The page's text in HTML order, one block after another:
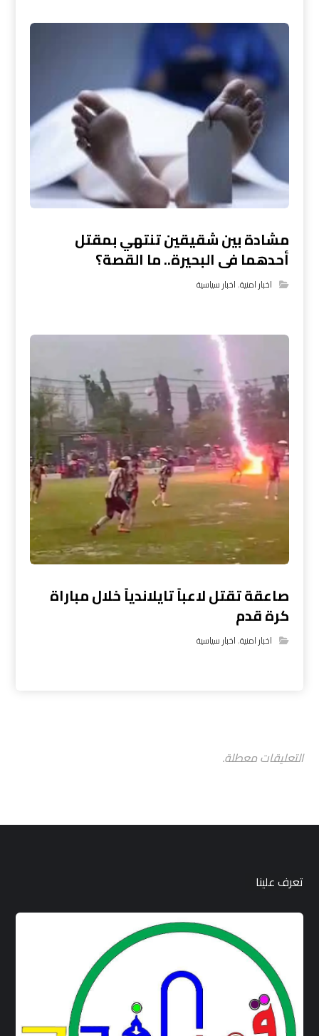
مشادة بين شقيقين تنتهي بمقتل
أحدهما فى البحيرة.. ما القصة؟
اخبار امنية,اخبار سياسية
صاعقة تقتل لاعباً تايلاندياً خلال مباراة
كرة قدم
اخبار امنية,اخبار سياسية
التعليقات معطلة.
تعرف علينا